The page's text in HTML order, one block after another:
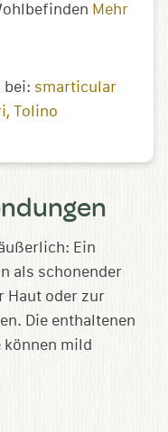
Mehr
bei: smarticular
Tolino
Ein
als schonender
Haut oder zur
Die enthaltenen
können mild